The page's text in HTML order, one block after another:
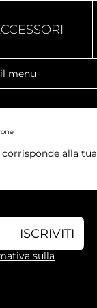
menu
alla tua
ISCRIVITI
sulla